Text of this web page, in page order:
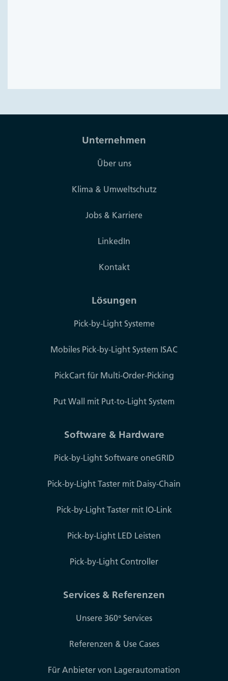
Unternehmen
Über uns
Klima & Umweltschutz
Jobs & Karriere
LinkedIn
Kontakt
Lösungen
Pick-by-Light Systeme
Mobiles Pick-by-Light System ISAC
PickCart für Multi-Order-Picking
Put Wall mit Put-to-Light System
Software & Hardware
Pick-by-Light Software oneGRID
Pick-by-Light Taster mit Daisy-Chain
Pick-by-Light Taster mit IO-Link
Pick-by-Light LED Leisten
Pick-by-Light Controller
Services & Referenzen
Unsere 360° Services
Referenzen & Use Cases
Für Anbieter von Lagerautomation